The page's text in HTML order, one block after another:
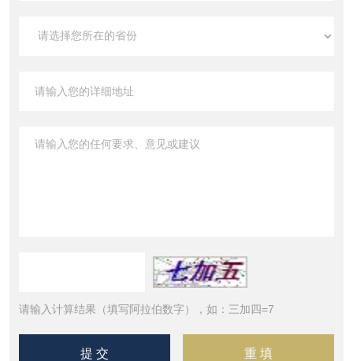
请输入计算结果（填写阿拉伯数字），如：三加四=7